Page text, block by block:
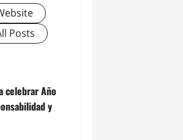
Posts
celebrar Año
y